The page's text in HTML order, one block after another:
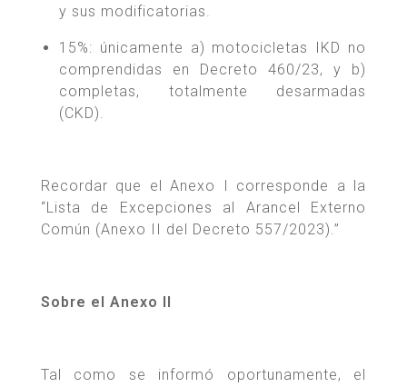
y sus modificatorias.
15%: únicamente a) motocicletas IKD no
comprendidas en Decreto 460/23, y b)
completas, totalmente desarmadas
(CKD).
Recordar que el Anexo I corresponde a la
“Lista de Excepciones al Arancel Externo
Común (Anexo II del Decreto 557/2023).”
Sobre el Anexo II
Tal como se informó oportunamente, el